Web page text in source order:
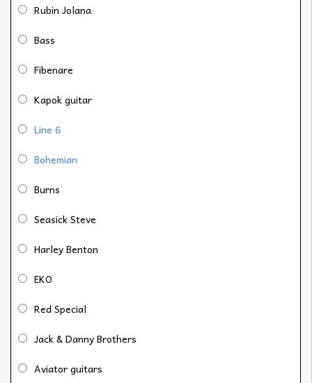
Rubin Jolana
Bass
Fibenare
Kapok guitar
Line 6
Bohemian
Burns
Seasick Steve
Harley Benton
EKO
Red Special
Jack & Danny Brothers
Aviator guitars